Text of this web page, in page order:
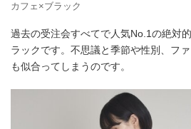
カフェ×ブラック
過去の受注会すべてで人気No.1の絶対
ラックです。不思議と季節や性別、フ
も似合ってしまうのです。